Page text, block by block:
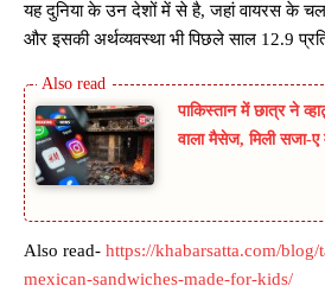
यह दुनिया के उन देशों में से है, जहां वायरस के
और इसकी अर्थव्यवस्था भी पिछले साल 12.9
पाकिस्तान में छात्र ने
वाला मैसेज, मिली सजा-ए
Also read- https://khabarsatta.com/
mexican-sandwiches-made-for-kids/